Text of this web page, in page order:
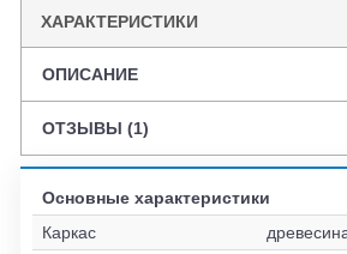
ХАРАКТЕРИСТИКИ
ОПИСАНИЕ
ОТЗЫВЫ (1)
Основные характеристики
Каркас